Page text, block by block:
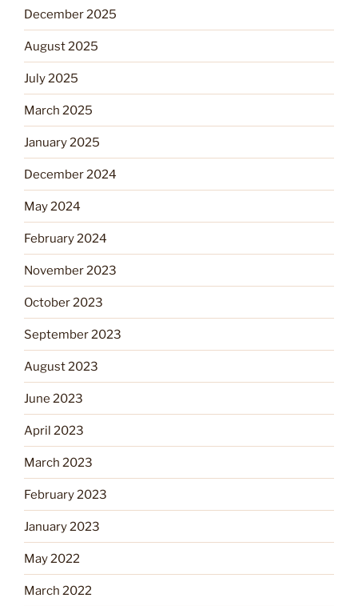
December 2025
August 2025
July 2025
March 2025
January 2025
December 2024
May 2024
February 2024
November 2023
October 2023
September 2023
August 2023
June 2023
April 2023
March 2023
February 2023
January 2023
May 2022
March 2022